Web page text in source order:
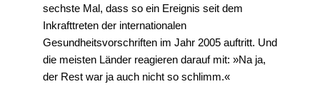
sechste Mal, dass so ein Ereignis seit dem
Inkrafttreten der internationalen
Gesundheitsvorschriften im Jahr 2005 auftritt. Und
die meisten Länder reagieren darauf mit: »Na ja,
der Rest war ja auch nicht so schlimm.«